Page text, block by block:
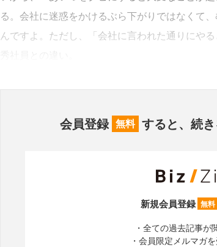
る。会社に迷惑をかけるぶら下がりではなくて
んですよ。ただし、「会社に言われた通りにや
会員登録 無料 すると、続
新規会員登録 無料
・全ての過去記事が
・会員限定メルマガ